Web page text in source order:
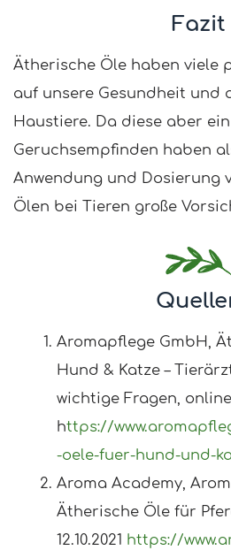
Fazit
Ätherische Öle haben viele
auf unsere Gesundheit und
Haustiere. Da diese aber
Geruchsempfinden haben
Anwendung und Dosierung
Ölen bei Tieren große
Aromapflege GmbH,
Hund & Katze –
wichtige Fragen, online,
https://
-oele-fuer-hund-und-
Aroma Academy,
Ätherische Öle für
12.10.2021 https://